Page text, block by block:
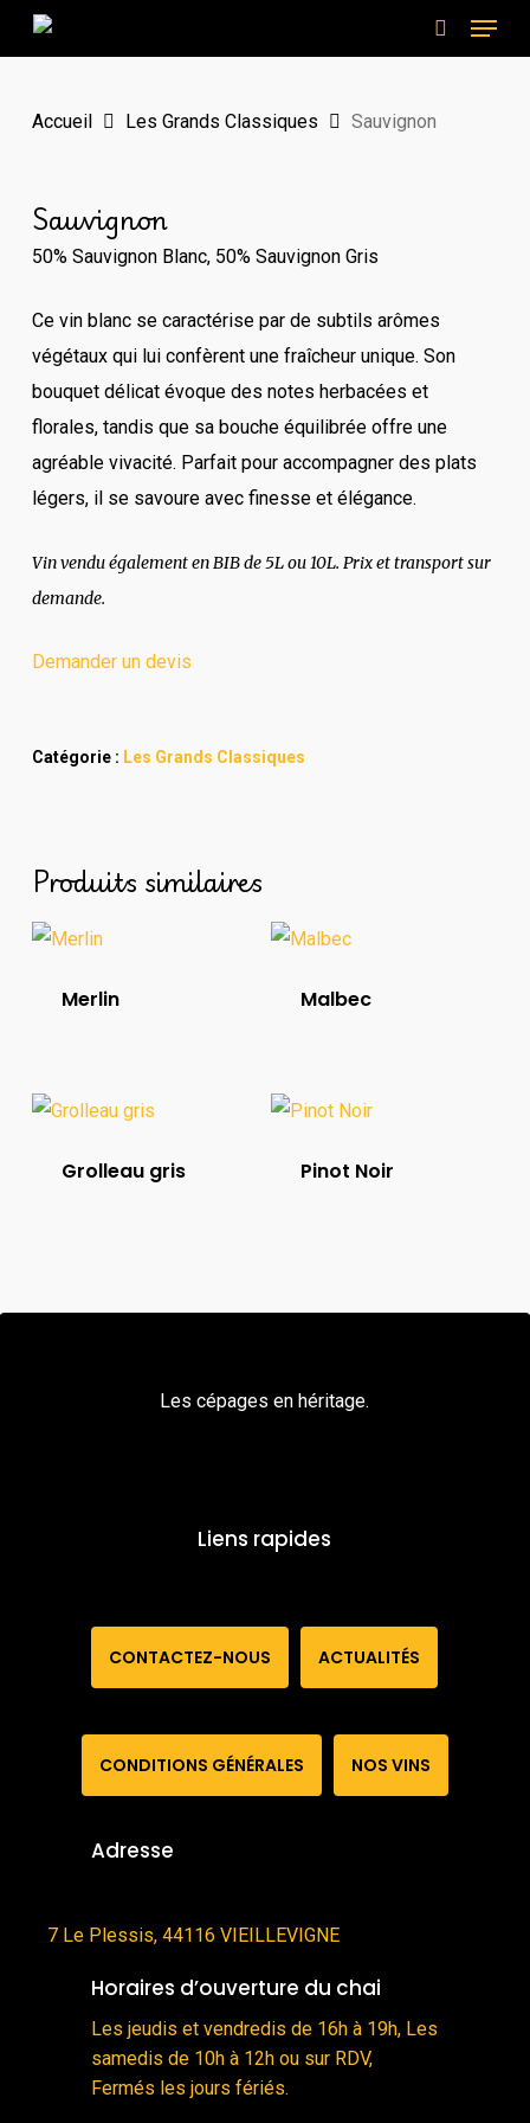
Skip
to
content
search
Menu
Accueil Les Grands Classiques Sauvignon
Sauvignon
50% Sauvignon Blanc, 50% Sauvignon Gris
Ce vin blanc se caractérise par de subtils arômes
végétaux qui lui confèrent une fraîcheur unique. Son
bouquet délicat évoque des notes herbacées et
florales, tandis que sa bouche équilibrée offre une
agréable vivacité. Parfait pour accompagner des plats
légers, il se savoure avec finesse et élégance.
Vin vendu également en BIB de 5L ou 10L. Prix et transport sur
demande.
Demander un devis
Catégorie : Les Grands Classiques
Produits similaires
Merlin Malbec
Grolleau gris Pinot Noir
Les cépages en héritage.
Liens rapides
CONTACTEZ-NOUS ACTUALITÉS
CONDITIONS GÉNÉRALES NOS VINS
Adresse
7 Le Plessis, 44116 VIEILLEVIGNE
Horaires d’ouverture du chai
Les jeudis et vendredis de 16h à 19h, Les
samedis de 10h à 12h ou sur RDV,
Fermés les jours fériés.